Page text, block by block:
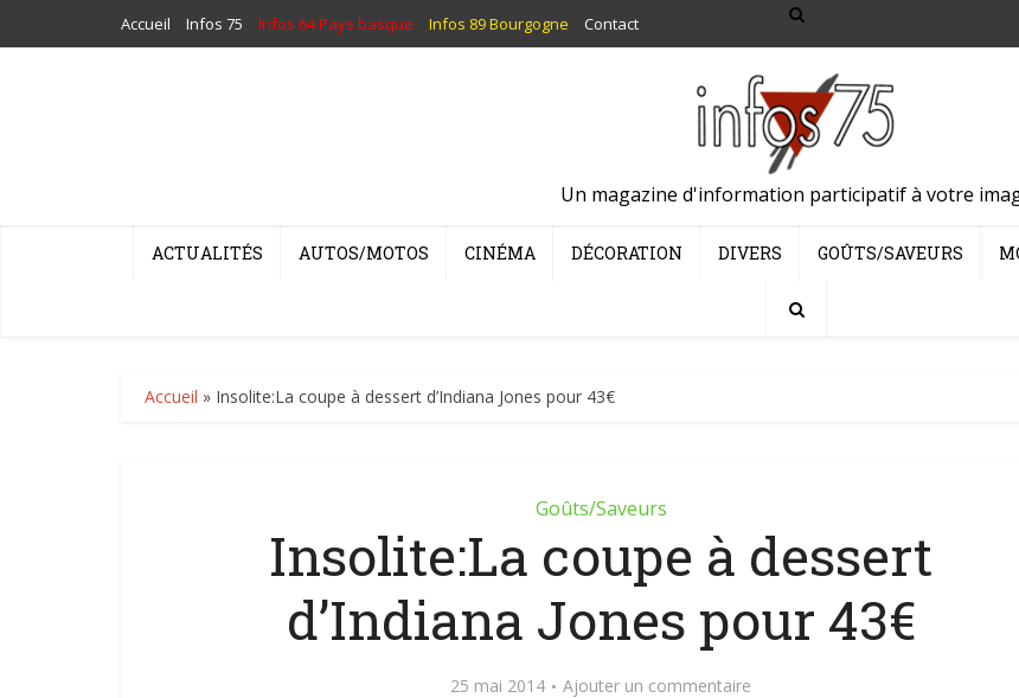
Accueil Infos 75 Infos 64 Pays basque Infos 89 Bourgogne Contact
Un magazine d'information participatif à votre
ACTUALITÉS AUTOS/MOTOS CINÉMA DÉCORATION DIVERS GOÛTS/SAVEURS
Accueil » Insolite:La coupe à dessert d’Indiana Jones pour 43€
Goûts/Saveurs
Insolite:La coupe à dessert
d’Indiana Jones pour 43€
25 mai 2014 Ajouter un commentaire